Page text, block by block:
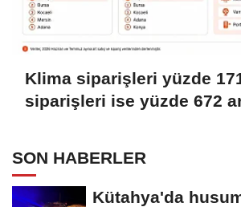
Klima siparişleri yüzde
siparişleri ise yüzde 672
SON HABERLER
Kütahya'da